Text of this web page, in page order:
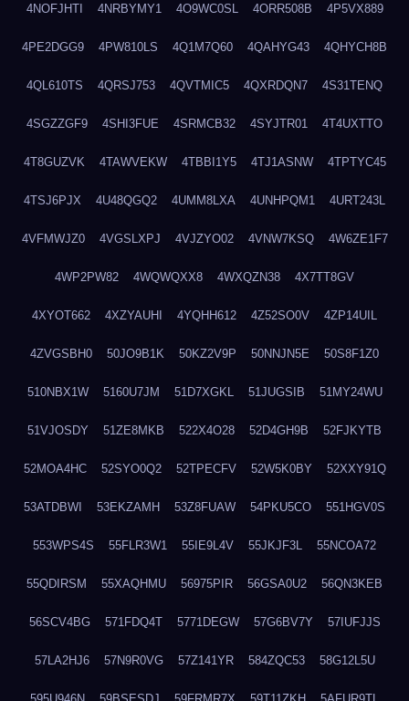
4NOFJHTI 4NRBYMY1 4O9WC0SL 4ORR508B 4P5VX889
4PE2DGG9 4PW810LS 4Q1M7Q60 4QAHYG43 4QHYCH8B
4QL610TS 4QRSJ753 4QVTMIC5 4QXRDQN7 4S31TENQ
4SGZZGF9 4SHI3FUE 4SRMCB32 4SYJTR01 4T4UXTTO
4T8GUZVK 4TAWVEKW 4TBBI1Y5 4TJ1ASNW 4TPTYC45
4TSJ6PJX 4U48QGQ2 4UMM8LXA 4UNHPQM1 4URT243L
4VFMWJZ0 4VGSLXPJ 4VJZYO02 4VNW7KSQ 4W6ZE1F7
4WP2PW82 4WQWQXX8 4WXQZN38 4X7TT8GV
4XYOT662 4XZYAUHI 4YQHH612 4Z52SO0V 4ZP14UIL
4ZVGSBH0 50JO9B1K 50KZ2V9P 50NNJN5E 50S8F1Z0
510NBX1W 5160U7JM 51D7XGKL 51JUGSIB 51MY24WU
51VJOSDY 51ZE8MKB 522X4O28 52D4GH9B 52FJKYTB
52MOA4HC 52SYO0Q2 52TPECFV 52W5K0BY 52XXY91Q
53ATDBWI 53EKZAMH 53Z8FUAW 54PKU5CO 551HGV0S
553WPS4S 55FLR3W1 55IE9L4V 55JKJF3L 55NCOA72
55QDIRSM 55XAQHMU 56975PIR 56GSA0U2 56QN3KEB
56SCV4BG 571FDQ4T 5771DEGW 57G6BV7Y 57IUFJJS
57LA2HJ6 57N9R0VG 57Z141YR 584ZQC53 58G12L5U